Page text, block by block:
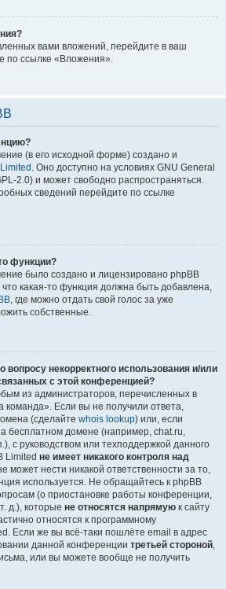
вами вложений, перейдите в ваш
по ссылке «Вложения».
(в его исходной форме) создано и
. Оно доступно на условиях GNU General
2.0) и может свободно распространяться.
сведений перейдите по ссылке
функции?
было создано и лицензировано phpBB
какая-то функция должна быть добавлена,
, где можно отдать свой голос за уже
собственные.
вопросу некорректного использования и/или
с этой конференцией?
из администраторов, перечисленных в
команда». Если вы не получили ответа,
(сделайте whois lookup) или, если
бесплатном домене (например, chat.ru,
с руководством или техподдержкой данного
Limited не имеет никакого контроля над
может нести никакой ответственности за то,
используется. Не обращайтесь к phpBB
(о приостановке работы конференции,
д.), которые не относятся напрямую к сайту
относятся к программному
Если же вы всё-таки пошлёте email в адрес
данной конференции третьей стороной,
или вы можете вообще не получить